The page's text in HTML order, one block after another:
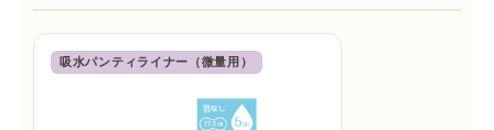
吸水パンティライナー（微量用）